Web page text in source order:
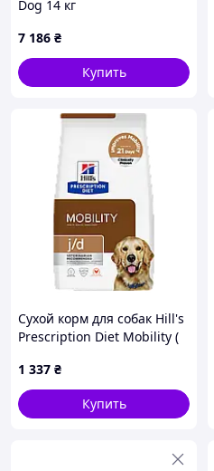
Dog 14 кг
7 186 ₴
Купить
Сухой корм для собак Hill's
Prescription Diet Mobility (
1 337 ₴
Купить